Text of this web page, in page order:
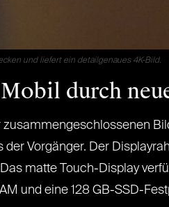
und liefert ein detailgenaues 4K-Bild.
durch
Vorgänger. Der
matte Touch-Display
und eine 128 GB-SSD-